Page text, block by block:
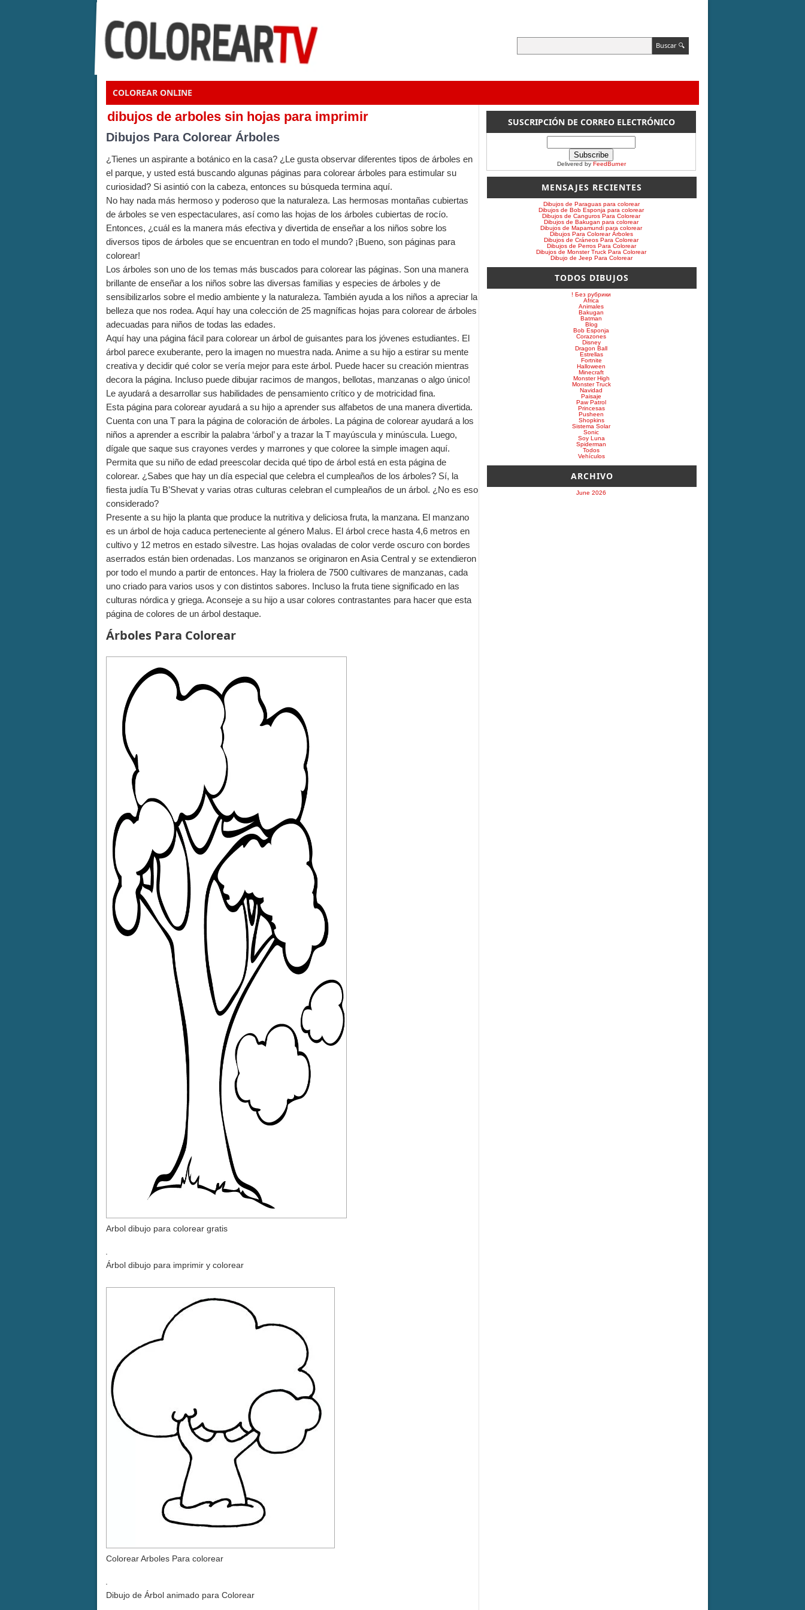
COLOREAR ONLINE
dibujos de arboles sin hojas para imprimir
Dibujos Para Colorear Árboles
¿Tienes un aspirante a botánico en la casa? ¿Le gusta observar diferentes tipos de árboles en
el parque, y usted está buscando algunas páginas para colorear árboles para estimular su
curiosidad? Si asintió con la cabeza, entonces su búsqueda termina aquí.
No hay nada más hermoso y poderoso que la naturaleza. Las hermosas montañas cubiertas
de árboles se ven espectaculares, así como las hojas de los árboles cubiertas de rocío.
Entonces, ¿cuál es la manera más efectiva y divertida de enseñar a los niños sobre los
diversos tipos de árboles que se encuentran en todo el mundo? ¡Bueno, son páginas para
colorear!
Los árboles son uno de los temas más buscados para colorear las páginas. Son una manera
brillante de enseñar a los niños sobre las diversas familias y especies de árboles y de
sensibilizarlos sobre el medio ambiente y la naturaleza. También ayuda a los niños a apreciar la
belleza que nos rodea. Aquí hay una colección de 25 magníficas hojas para colorear de árboles
adecuadas para niños de todas las edades.
Aquí hay una página fácil para colorear un árbol de guisantes para los jóvenes estudiantes. El
árbol parece exuberante, pero la imagen no muestra nada. Anime a su hijo a estirar su mente
creativa y decidir qué color se vería mejor para este árbol. Puede hacer su creación mientras
decora la página. Incluso puede dibujar racimos de mangos, bellotas, manzanas o algo único!
Le ayudará a desarrollar sus habilidades de pensamiento crítico y de motricidad fina.
Esta página para colorear ayudará a su hijo a aprender sus alfabetos de una manera divertida.
Cuenta con una T para la página de coloración de árboles. La página de colorear ayudará a los
niños a aprender a escribir la palabra ‘árbol’ y a trazar la T mayúscula y minúscula. Luego,
dígale que saque sus crayones verdes y marrones y que coloree la simple imagen aquí.
Permita que su niño de edad preescolar decida qué tipo de árbol está en esta página de
colorear. ¿Sabes que hay un día especial que celebra el cumpleaños de los árboles? Sí, la
fiesta judía Tu B’Shevat y varias otras culturas celebran el cumpleaños de un árbol. ¿No es eso
considerado?
Presente a su hijo la planta que produce la nutritiva y deliciosa fruta, la manzana. El manzano
es un árbol de hoja caduca perteneciente al género Malus. El árbol crece hasta 4,6 metros en
cultivo y 12 metros en estado silvestre. Las hojas ovaladas de color verde oscuro con bordes
aserrados están bien ordenadas. Los manzanos se originaron en Asia Central y se extendieron
por todo el mundo a partir de entonces. Hay la friolera de 7500 cultivares de manzanas, cada
uno criado para varios usos y con distintos sabores. Incluso la fruta tiene significado en las
culturas nórdica y griega. Aconseje a su hijo a usar colores contrastantes para hacer que esta
página de colores de un árbol destaque.
Árboles Para Colorear
Arbol dibujo para colorear gratis
Árbol dibujo para imprimir y colorear
Colorear Arboles Para colorear
Dibujo de Árbol animado para Colorear
SUSCRIPCIÓN DE CORREO ELECTRÓNICO
Delivered by FeedBurner
MENSAJES RECIENTES
Dibujos de Paraguas para colorear
Dibujos de Bob Esponja para colorear
Dibujos de Canguros Para Colorear
Dibujos de Bakugan para colorear
Dibujos de Mapamundi para colorear
Dibujos Para Colorear Árboles
Dibujos de Cráneos Para Colorear
Dibujos de Perros Para Colorear
Dibujos de Monster Truck Para Colorear
Dibujo de Jeep Para Colorear
TODOS DIBUJOS
! Без рубрики
Africa
Animales
Bakugan
Batman
Blog
Bob Esponja
Corazones
Disney
Dragon Ball
Estrellas
Fortnite
Halloween
Minecraft
Monster High
Monster Truck
Navidad
Paisaje
Paw Patrol
Princesas
Pusheen
Shopkins
Sistema Solar
Sonic
Soy Luna
Spiderman
Todos
Vehículos
ARCHIVO
June 2026